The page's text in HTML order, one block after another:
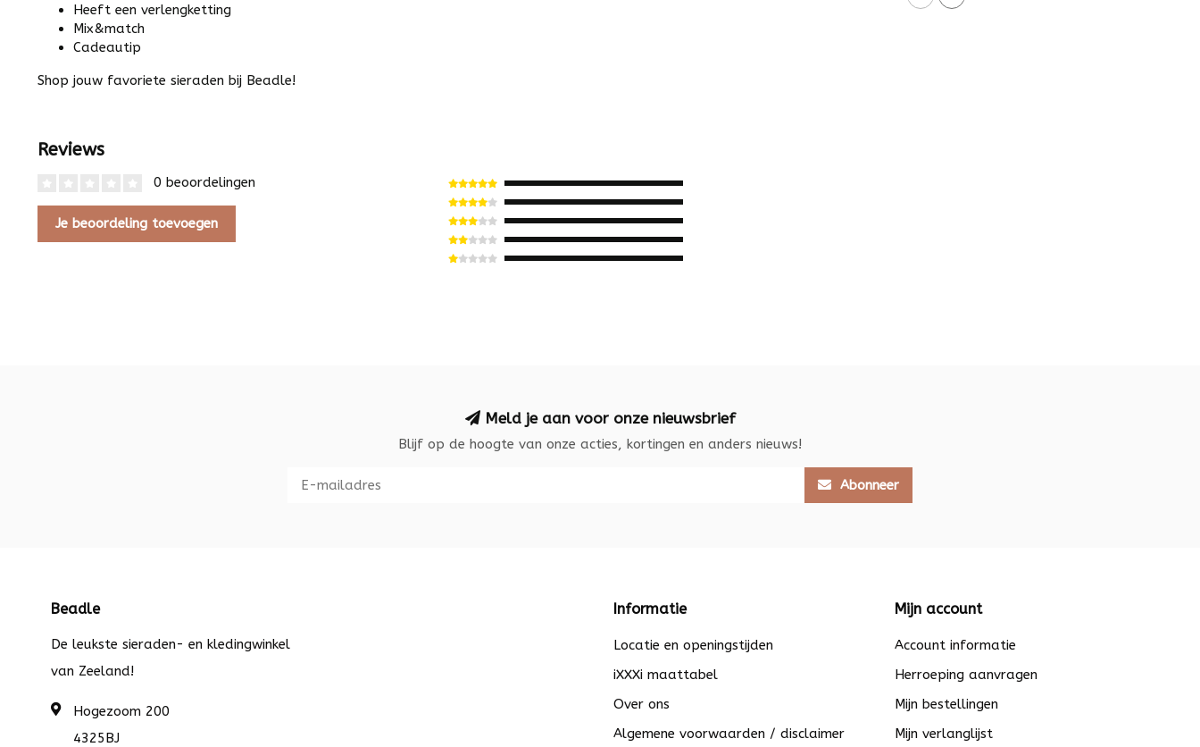
Heeft een verlengketting
Mix&match
Cadeautip
Shop jouw favoriete sieraden bij Beadle!
Reviews
0 beoordelingen
Je beoordeling toevoegen
Meld je aan voor onze nieuwsbrief
Blijf op de hoogte van onze acties, kortingen en anders nieuws!
Abonneer
Beadle
De leukste sieraden- en kledingwinkel
van Zeeland!
Hogezoom 200
4325BJ
Informatie
Locatie en openingstijden
iXXXi maattabel
Over ons
Algemene voorwaarden / disclaimer
Mijn account
Account informatie
Herroeping aanvragen
Mijn bestellingen
Mijn verlanglijst